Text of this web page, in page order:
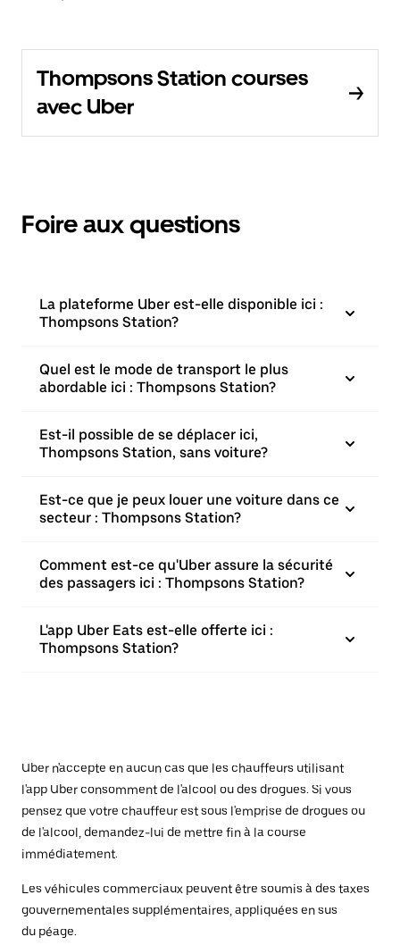
Thompsons Station courses
avec Uber
Foire aux questions
La plateforme Uber est-elle disponible ici :
Thompsons Station?
Quel est le mode de transport le plus
abordable ici : Thompsons Station?
Est-il possible de se déplacer ici,
Thompsons Station, sans voiture?
Est-ce que je peux louer une voiture dans ce
secteur : Thompsons Station?
Comment est-ce qu'Uber assure la sécurité
des passagers ici : Thompsons Station?
L'app Uber Eats est-elle offerte ici :
Thompsons Station?
Uber n'accepte en aucun cas que les chauffeurs utilisant
l'app Uber consomment de l'alcool ou des drogues. Si vous
pensez que votre chauffeur est sous l'emprise de drogues ou
de l'alcool, demandez-lui de mettre fin à la course
immédiatement.
Les véhicules commerciaux peuvent être soumis à des taxes
gouvernementales supplémentaires, appliquées en sus
du péage.